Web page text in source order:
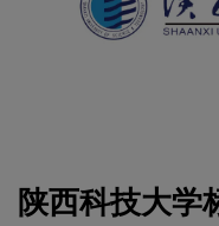
陕西科技大学